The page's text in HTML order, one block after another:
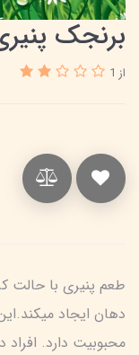
برنجک
از 1
طعم پنیری با
دهان ایجاد
محبوبیت دارد. افراد